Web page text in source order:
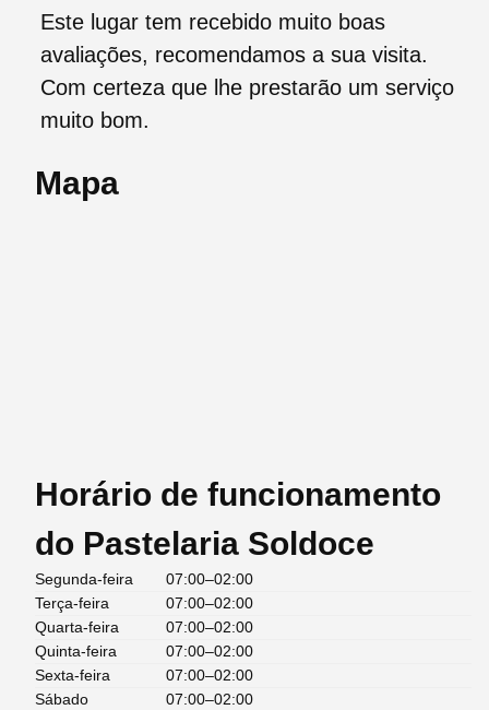
Este lugar tem recebido muito boas
avaliações, recomendamos a sua visita.
Com certeza que lhe prestarão um serviço
muito bom.
Mapa
Horário de funcionamento
do Pastelaria Soldoce
Segunda-feira
07:00–02:00
Terça-feira
07:00–02:00
Quarta-feira
07:00–02:00
Quinta-feira
07:00–02:00
Sexta-feira
07:00–02:00
Sábado
07:00–02:00